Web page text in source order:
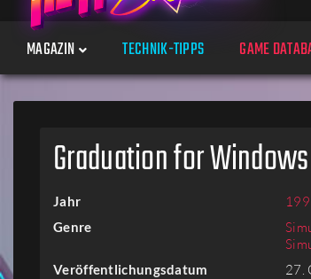
MAGAZIN TECHNIK-TIPPS GAME
Jahre
Graduation for
Jahr
Genre
Veröffentlichungsdatum 27.